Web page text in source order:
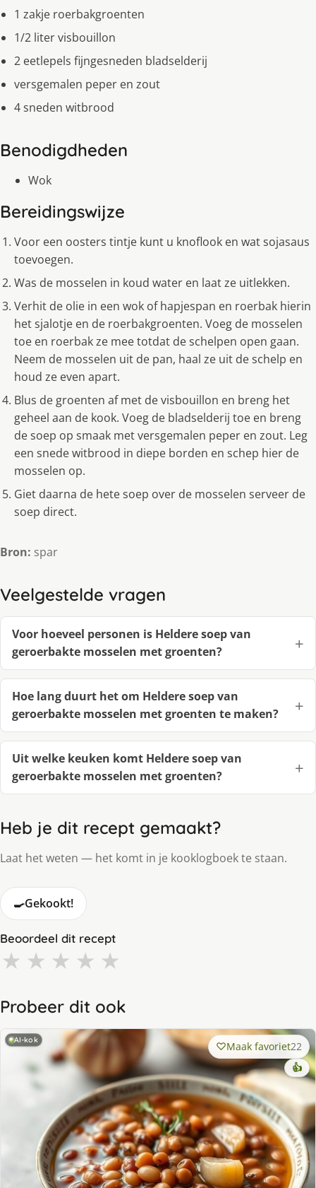
1 zakje roerbakgroenten
1/2 liter visbouillon
2 eetlepels fijngesneden bladselderij
versgemalen peper en zout
4 sneden witbrood
Benodigdheden
Wok
Bereidingswijze
Voor een oosters tintje kunt u knoflook en wat sojasaus
toevoegen.
Was de mosselen in koud water en laat ze uitlekken.
Verhit de olie in een wok of hapjespan en roerbak hierin
het sjalotje en de roerbakgroenten. Voeg de mosselen
toe en roerbak ze mee totdat de schelpen open gaan.
Neem de mosselen uit de pan, haal ze uit de schelp en
houd ze even apart.
Blus de groenten af met de visbouillon en breng het
geheel aan de kook. Voeg de bladselderij toe en breng
de soep op smaak met versgemalen peper en zout. Leg
een snede witbrood in diepe borden en schep hier de
mosselen op.
Giet daarna de hete soep over de mosselen serveer de
soep direct.
Bron: spar
Veelgestelde vragen
Voor hoeveel personen is Heldere soep van
geroerbakte mosselen met groenten?
Hoe lang duurt het om Heldere soep van
geroerbakte mosselen met groenten te maken?
Uit welke keuken komt Heldere soep van
geroerbakte mosselen met groenten?
Heb je dit recept gemaakt?
Laat het weten — het komt in je kooklogboek te staan.
🍳Gekookt!
Beoordeel dit recept
★ ★ ★ ★ ★
Probeer dit ook
AI-kok Maak favoriet22
👍